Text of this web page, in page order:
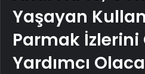
Yaşayan
Parmak İzlerini
Yardımcı